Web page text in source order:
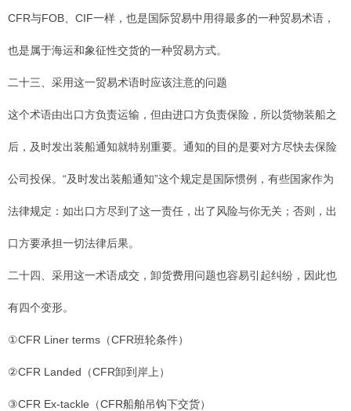
CFR与FOB、CIF一样，也是国际贸易中用得最多的一种贸易术语，
也是属于海运和象征性交货的一种贸易方式。
二十三、采用这一贸易术语时应该注意的问题
这个术语由出口方负责运输，但由进口方负责保险，所以货物装船之
后，及时发出装船通知就特别重要。通知的目的是要对方尽快去保险
公司投保。“及时发出装船通知”这个规定是国际惯例，有些国家作为
法律规定：如出口方尽到了这一责任，出了风险与你无关；否则，出
口方要承担一切法律后果。
二十四、采用这一术语成交，卸货费用问题也容易引起纠纷，因此也
有四个变形。
①CFR Liner terms（CFR班轮条件）
②CFR Landed（CFR卸到岸上）
③CFR Ex-tackle（CFR船舶吊钩下交货）